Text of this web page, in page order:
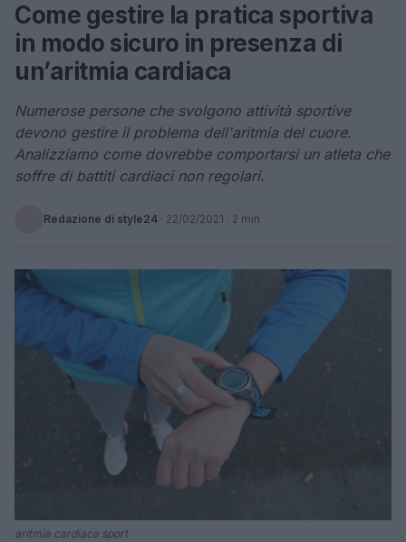
Come gestire la pratica sportiva
in modo sicuro in presenza di
un’aritmia cardiaca
Numerose persone che svolgono attività sportive
devono gestire il problema dell'aritmia del cuore.
Analizziamo come dovrebbe comportarsi un atleta che
soffre di battiti cardiaci non regolari.
Redazione di style24 · 22/02/2021 · 2 min
aritmia cardiaca sport